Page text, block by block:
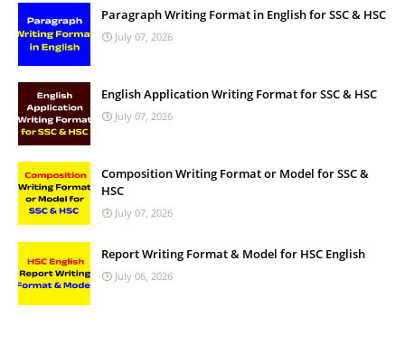
Paragraph Writing Format in English for SSC & HSC
July 07, 2026
English Application Writing Format for SSC & HSC
July 07, 2026
Composition Writing Format or Model for SSC &
HSC
July 07, 2026
Report Writing Format & Model for HSC English
July 06, 2026